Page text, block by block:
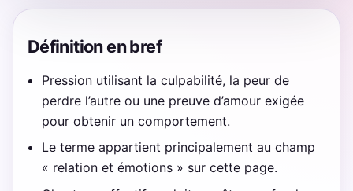
Définition en bref
Pression utilisant la culpabilité, la peur de
perdre l’autre ou une preuve d’amour exigée
pour obtenir un comportement.
Le terme appartient principalement au champ
« relation et émotions » sur cette page.